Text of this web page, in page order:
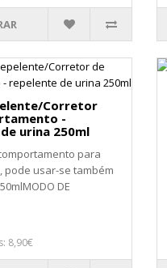
Corretor
-
urina 250ml
para
pode usar-se também
DE
8,90€